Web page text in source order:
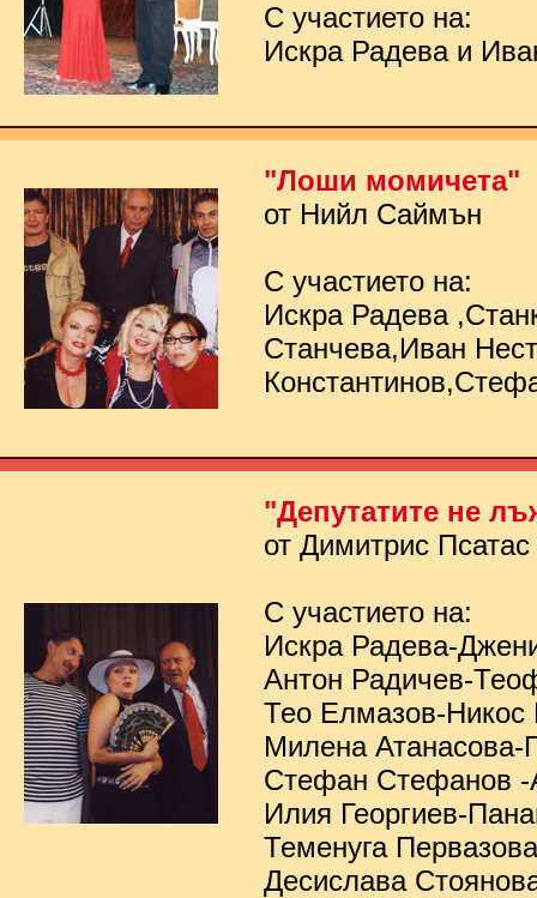
С участието на:
Искра Радева и
"Лоши момичета"
от Нийл Саймън
С участието на:
Искра Радева
Станчева,Иван
"Депутатите не
от Димитрис Псатас
С участието на:
Искра Радева-
Антон Радичев-
Тео Елмазов-Никос
Милена Атанасова-
Стефан Стефанов -
Илия Георгиев-
Теменуга
Десислава